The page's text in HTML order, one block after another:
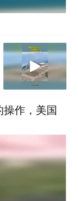
操作，美国